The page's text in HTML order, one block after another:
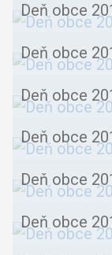
Deň obce
Deň obce
Deň obce
Deň obce
Deň obce
Deň obce